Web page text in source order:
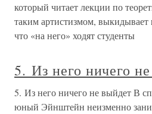
который читает лекции по
таким артистизмом, выкидывает
что «на него» ходят студенты
5. Из него ничего
5. Из него ничего не выйдет В
юный Эйнштейн неизменно